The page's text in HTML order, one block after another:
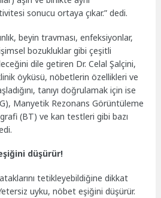
sonucu ortaya çıkar.” dedi.
beyin travması, enfeksiyonlar,
bozukluklar gibi çeşitli
dile getiren Dr. Celal Şalçini,
öyküsü, nöbetlerin özellikleri ve
tanıyı doğrulamak için ise
Manyetik Rezonans Görüntüleme
(BT) ve kan testleri gibi bazı
düşürür!
tetikleyebildiğine dikkat
uyku, nöbet eşiğini düşürür.